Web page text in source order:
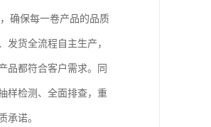
确保每一卷产品的品质
货全流程自主生产，
品都符合客户需求。同
样检测、全面排查，重
承诺。